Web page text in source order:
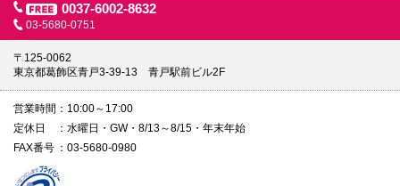
0037-6002-8632
03-5680-0751
〒125-0062
東京都葛飾区青戸3-39-13 青戸駅前ビル2F
営業時間
10:00～17:00
定休日
水曜日・GW・8/13～8/15・年末年始
FAX番号
03-5680-0980